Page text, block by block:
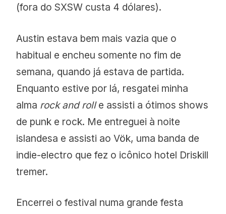
(fora do SXSW custa 4 dólares).
Austin estava bem mais vazia que o
habitual e encheu somente no fim de
semana, quando já estava de partida.
Enquanto estive por lá, resgatei minha
alma rock and rolle assisti a ótimos shows
de punk e rock. Me entreguei à noite
islandesa e assisti ao Vök, uma banda de
indie-electro que fez o icônico hotel Driskill
tremer.
Encerrei o festival numa grande festa